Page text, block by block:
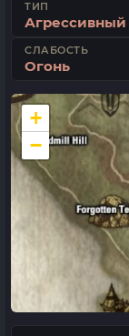
ТИП
Агрессивный
СЛАБОСТЬ
Огонь
+
−